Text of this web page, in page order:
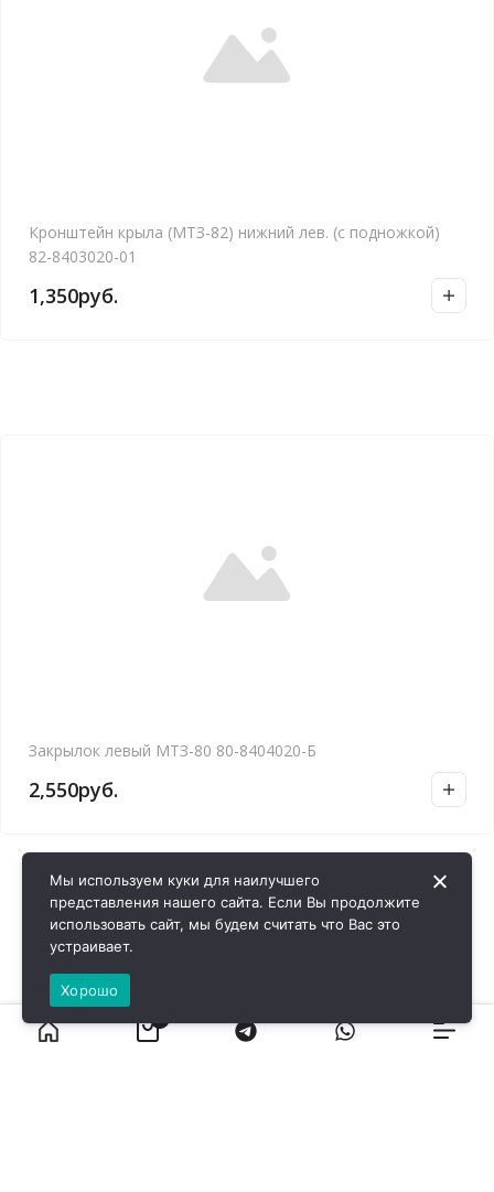
Кронштейн крыла (МТЗ-82) нижний лев. (с подножкой)
82-8403020-01
1,350руб.
Закрылок левый МТЗ-80 80-8404020-Б
2,550руб.
Мы используем куки для наилучшего
представления нашего сайта. Если Вы продолжите
использовать сайт, мы будем считать что Вас это
устраивает.
Хорошо